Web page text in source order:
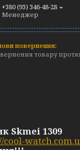
+380 (93) 346-48-28
Менеджер
товару
Skmei 1309
cool-